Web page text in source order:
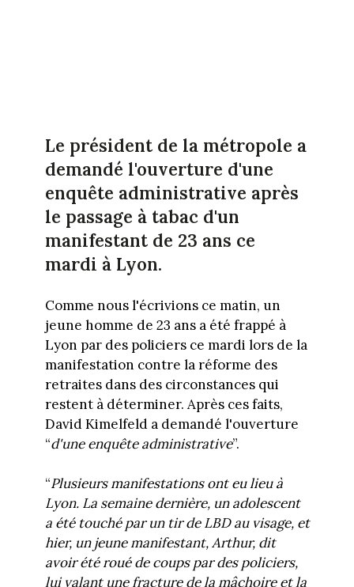
Le président de la métropole a
demandé l'ouverture d'une
enquête administrative après
le passage à tabac d'un
manifestant de 23 ans ce
mardi à Lyon.
Comme nous l'écrivions ce matin, un
jeune homme de 23 ans a été frappé à
Lyon par des policiers ce mardi lors de la
manifestation contre la réforme des
retraites dans des circonstances qui
restent à déterminer. Après ces faits,
David Kimelfeld a demandé l'ouverture
“d'une enquête administrative”.
“Plusieurs manifestations ont eu lieu à
Lyon. La semaine dernière, un adolescent
a été touché par un tir de LBD au visage, et
hier, un jeune manifestant, Arthur, dit
avoir été roué de coups par des policiers,
lui valant une fracture de la mâchoire et la